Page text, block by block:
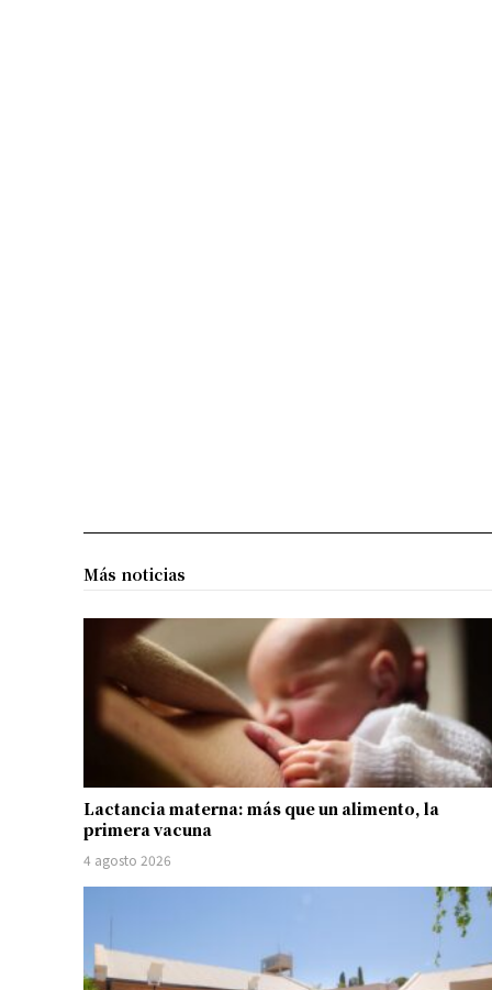
Más noticias
Lactancia materna: más que un alimento, la
primera vacuna
4 agosto 2026